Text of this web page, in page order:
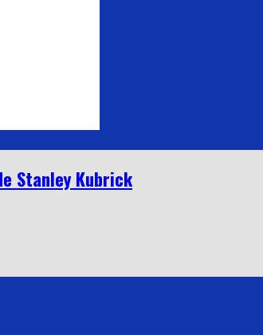
Stanley Kubrick